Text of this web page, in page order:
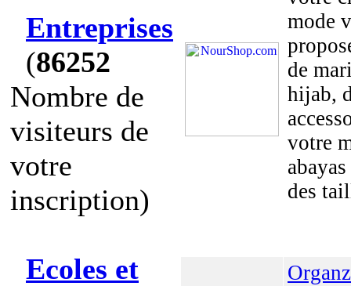
Entreprises
(86252
Nombre de
visiteurs de
votre
inscription)
Ecoles et
mode
de
hijab,
votre
des